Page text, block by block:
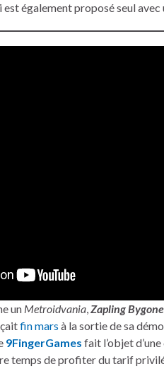
est également proposé seul avec
un Metroidvania,Zapling Bygone
fin mars à la sortie de sa
9FingerGames fait l’objet
temps de profiter du tarif